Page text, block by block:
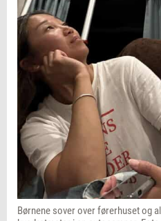
Børnene sover over førerhuset og